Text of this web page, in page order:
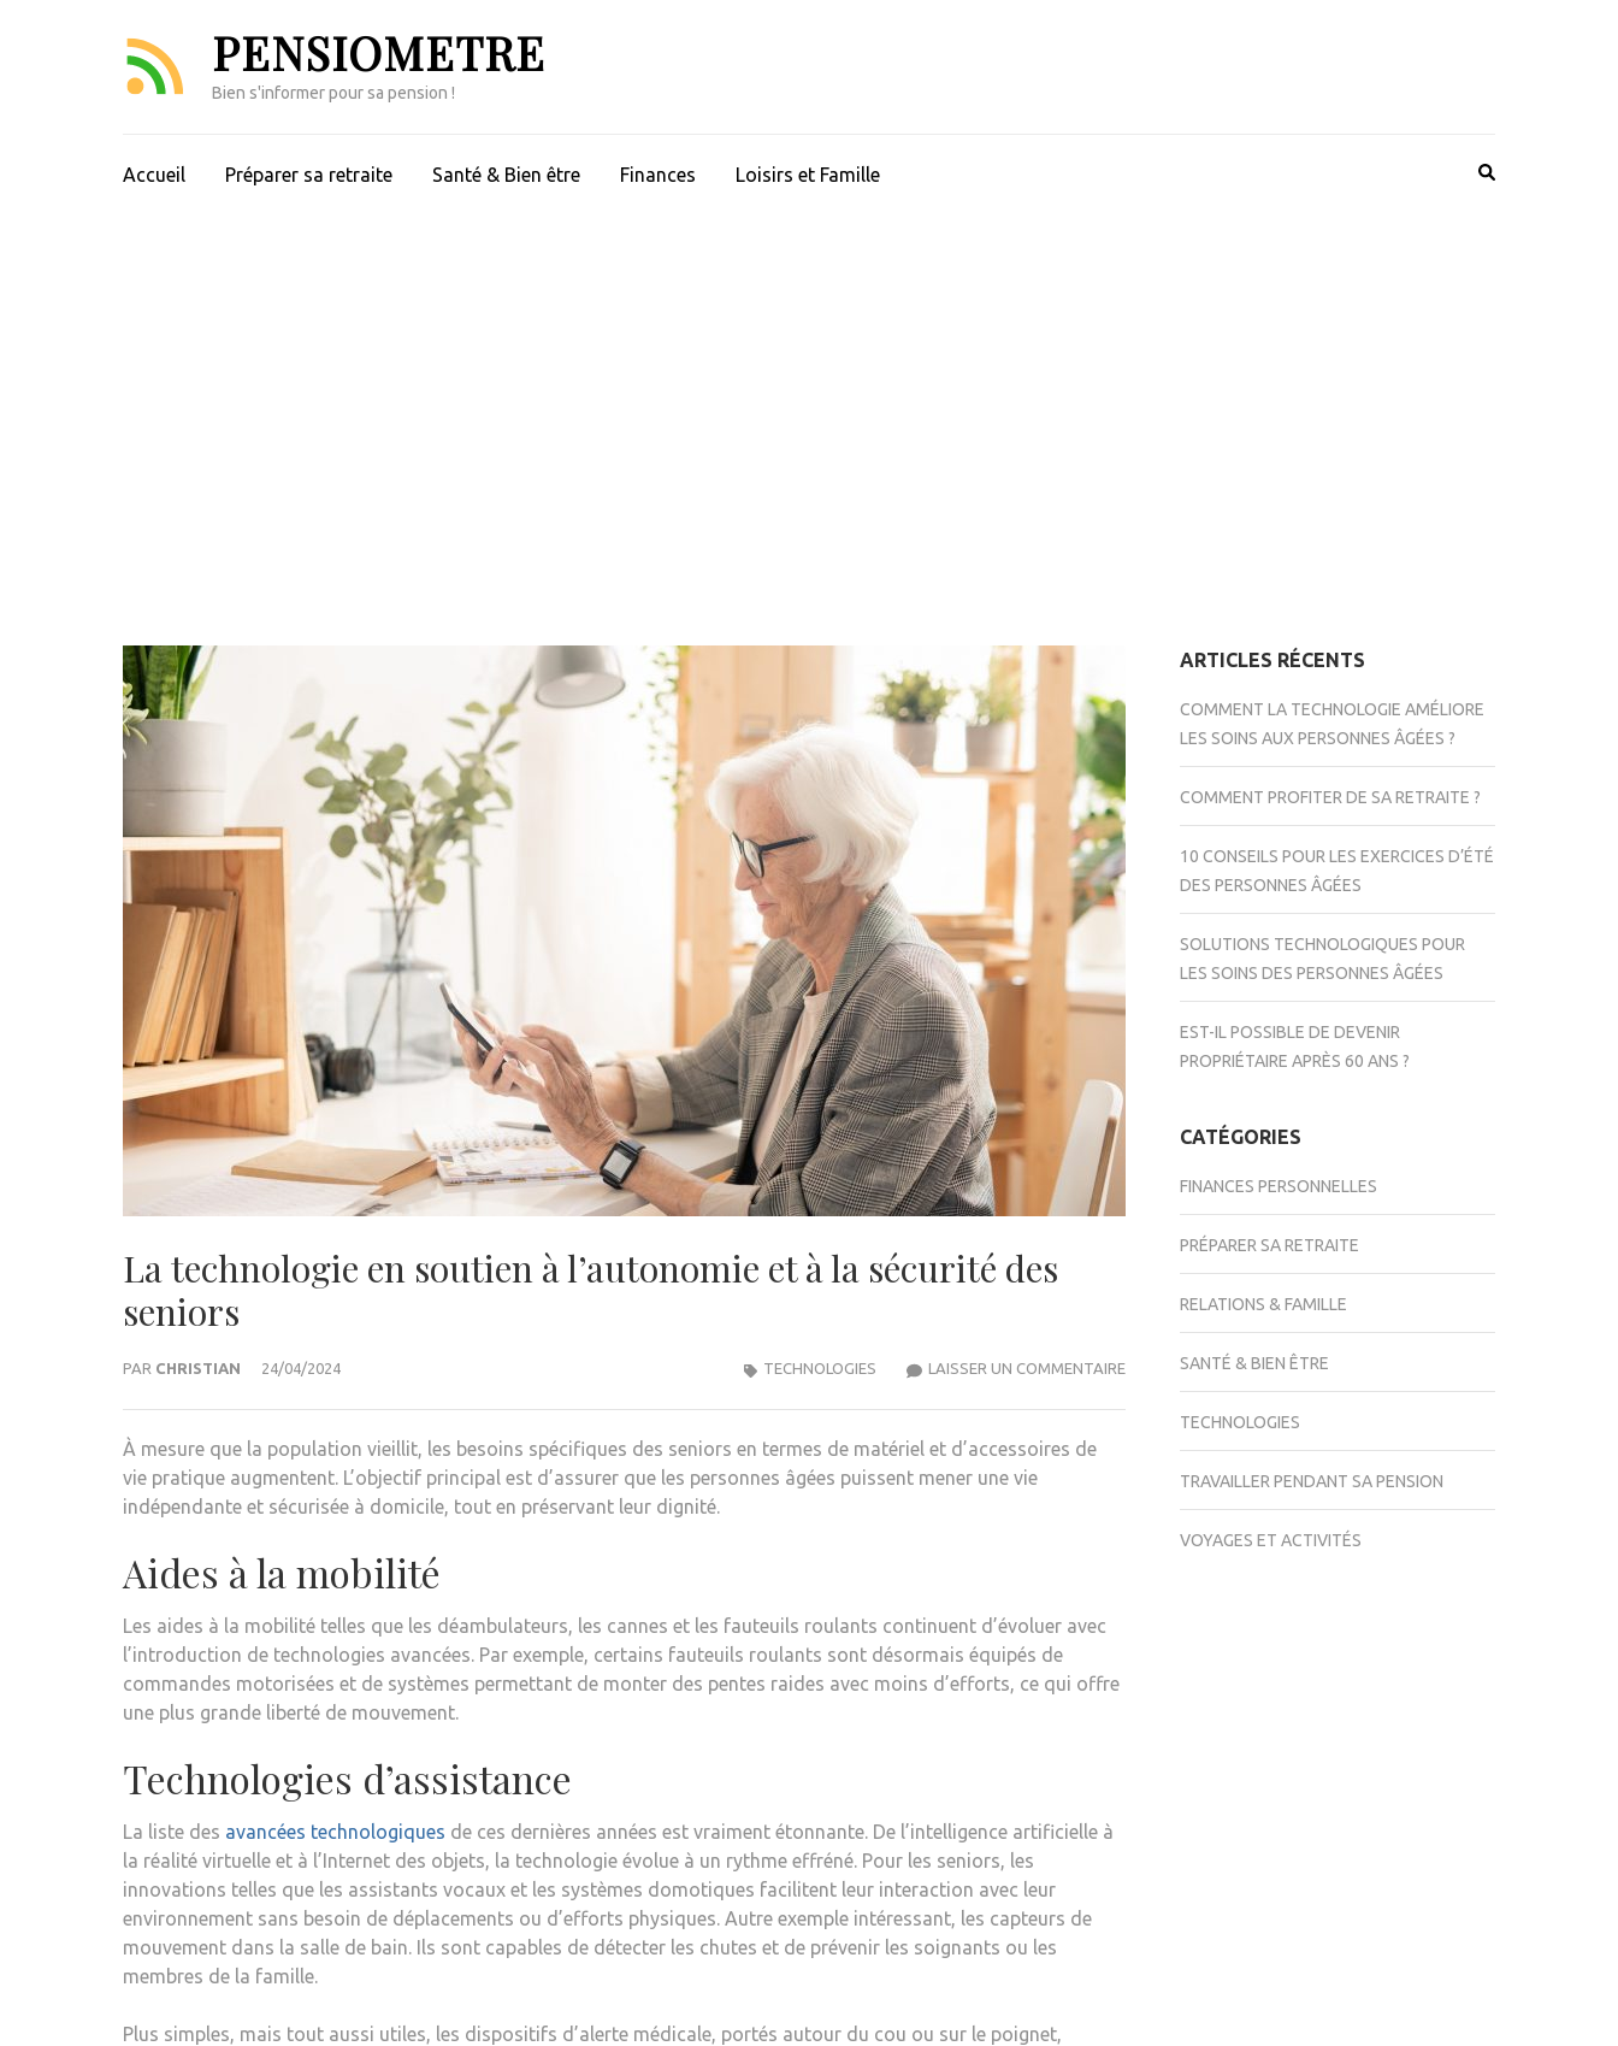
PENSIOMETRE
Bien s'informer pour sa pension !
Accueil Préparer sa retraite Santé & Bien être Finances Loisirs et Famille
La technologie en soutien à l’autonomie et à la sécurité des
seniors
PAR CHRISTIAN 24/04/2024 LAISSER UN COMMENTAIRELA
TECHNOLOGIE
SOUTIEN
L’AUTONOMIE
TECHNOLOGIES
À mesure que la population vieillit, les besoins spécifiques des seniors en termes de matériel et d’accessoires de
vie pratique augmentent. L’objectif principal est d’assurer que les personnes âgées puissent mener une vie
indépendante et sécurisée à domicile, tout en préservant leur dignité.
Aides à la mobilité
Les aides à la mobilité telles que les déambulateurs, les cannes et les fauteuils roulants continuent d’évoluer avec
l’introduction de technologies avancées. Par exemple, certains fauteuils roulants sont désormais équipés de
commandes motorisées et de systèmes permettant de monter des pentes raides avec moins d’efforts, ce qui offre
une plus grande liberté de mouvement.
Technologies d’assistance
La liste des avancées technologiques de ces dernières années est vraiment étonnante. De l’intelligence artificielle à
la réalité virtuelle et à l’Internet des objets, la technologie évolue à un rythme effréné. Pour les seniors, les
innovations telles que les assistants vocaux et les systèmes domotiques facilitent leur interaction avec leur
environnement sans besoin de déplacements ou d’efforts physiques. Autre exemple intéressant, les capteurs de
mouvement dans la salle de bain. Ils sont capables de détecter les chutes et de prévenir les soignants ou les
membres de la famille.
Plus simples, mais tout aussi utiles, les dispositifs d’alerte médicale, portés autour du cou ou sur le poignet,
ARTICLES RÉCENTS
COMMENT LA TECHNOLOGIE AMÉLIORE
LES SOINS AUX PERSONNES ÂGÉES ?
COMMENT PROFITER DE SA RETRAITE ?
10 CONSEILS POUR LES EXERCICES D’ÉTÉ
DES PERSONNES ÂGÉES
SOLUTIONS TECHNOLOGIQUES POUR
LES SOINS DES PERSONNES ÂGÉES
EST-IL POSSIBLE DE DEVENIR
PROPRIÉTAIRE APRÈS 60 ANS ?
CATÉGORIES
FINANCES PERSONNELLES
PRÉPARER SA RETRAITE
RELATIONS & FAMILLE
SANTÉ & BIEN ÊTRE
TECHNOLOGIES
TRAVAILLER PENDANT SA PENSION
VOYAGES ET ACTIVITÉS